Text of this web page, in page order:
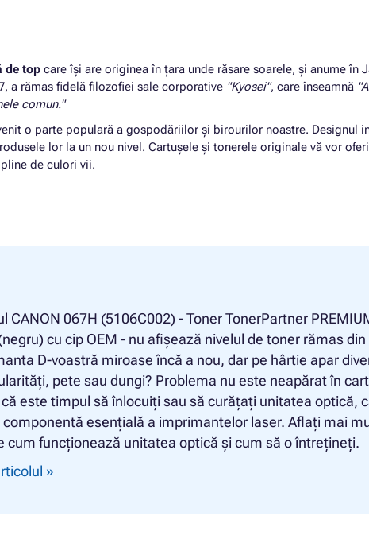
de top care își are originea în țara unde răsare soarele, și anume în
a rămas fidelă filozofiei sale corporative "Kyosei", care înseamnă
comun."
o parte populară a gospodăriilor și birourilor noastre. Designul
lor la un nou nivel. Cartușele și tonerele originale vă vor oferi
de culori vii.
CANON 067H (5106C002) - Toner TonerPartner
cu cip OEM - nu afișează nivelul de toner rămas din
D-voastră miroase încă a nou, dar pe hârtie apar
pete sau dungi? Problema nu este neapărat în
este timpul să înlocuiți sau să curățați unitatea optică,
componentă esențială a imprimantelor laser. Aflați mai
cum funcționează unitatea optică și cum să o întrețineți.
»